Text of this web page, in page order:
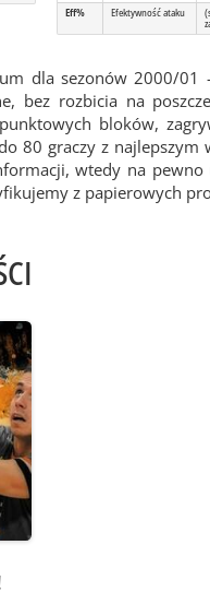
Eff%
Efektywność ataku
dla sezonów 2000/01
bez rozbicia na
bloków,
80 graczy z
wtedy na
z papierowych